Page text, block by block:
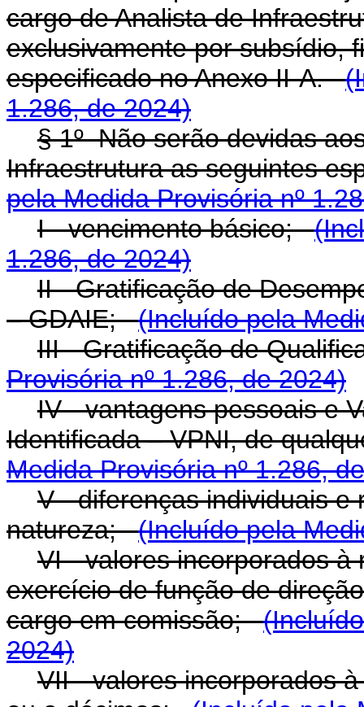
cargo de Analista de
exclusivamente por subsídio,
especificado no Anexo II-A.
1.286, de 2024)
§ 1º Não serão devidas
Infraestrutura as seguintes
pela Medida Provisória nº
I - vencimento básico;
1.286, de 2024)
II - Gratificação de
– GDAIE;(Incluído pela
III - Gratificação de
Provisória nº 1.286, de 2024)
IV - vantagens pessoais e
Identificada – VPNI, de
Medida Provisória nº 1.286,
V - diferenças individuais
natureza;(Incluído pela
VI - valores incorporados
exercício de função de
cargo em comissão;
2024)
VII - valores incorporados